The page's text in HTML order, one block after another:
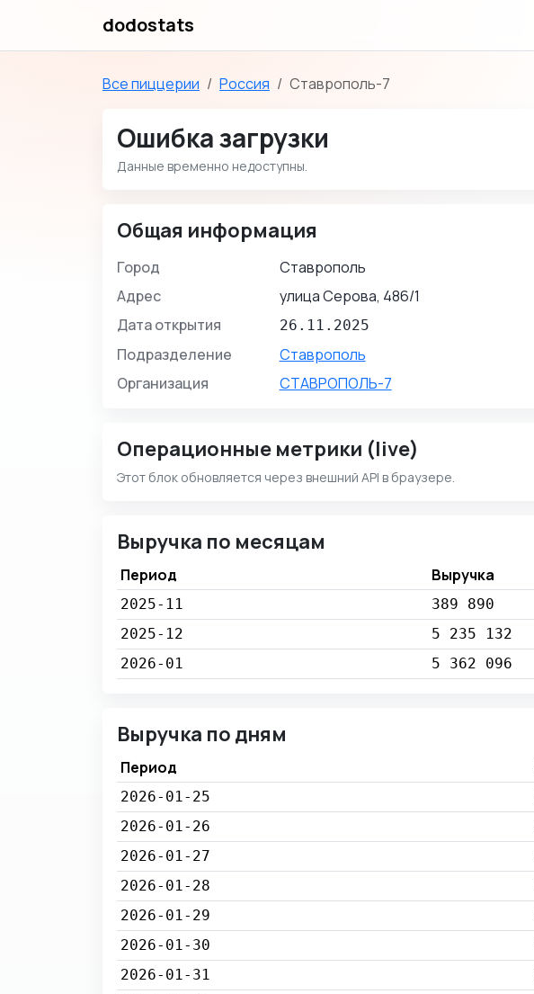
dodostats
Все пиццерии Россия Ставрополь-7
Ошибка загрузки
Данные временно недоступны.
Общая информация
Город
Ставрополь
Адрес
улица Серова, 486/1
Дата открытия
26.11.2025
Подразделение
Ставрополь
Организация
СТАВРОПОЛЬ-7
Операционные метрики (live)
Этот блок обновляется через внешний API в браузере.
Выручка по месяцам
Период Выручка
2025-11 389 890
2025-12
5 235 132
2026-01
5 362 096
Выручка по дням
Период
2026-01-25
2026-01-26
2026-01-27
2026-01-28
2026-01-29
2026-01-30
2026-01-31